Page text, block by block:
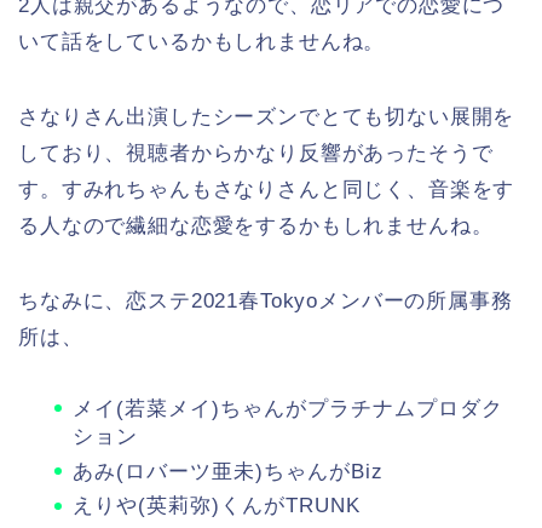
2人は親交があるようなので、恋リアでの恋愛につ
いて話をしているかもしれませんね。
さなりさん出演したシーズンでとても切ない展開を
しており、視聴者からかなり反響があったそうで
す。すみれちゃんもさなりさんと同じく、音楽をす
る人なので繊細な恋愛をするかもしれませんね。
ちなみに、恋ステ2021春Tokyoメンバーの所属事務
所は、
メイ(若菜メイ)ちゃんがプラチナムプロダク
ション
あみ(ロバーツ亜未)ちゃんがBiz
えりや(英莉弥)くんがTRUNK